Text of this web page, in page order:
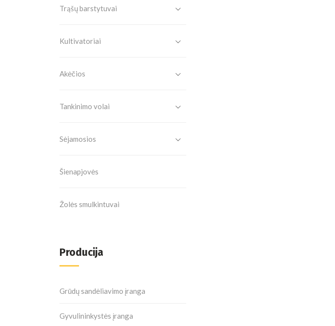
Trąšų barstytuvai
Kultivatoriai
Akėčios
Tankinimo volai
Sėjamosios
Šienapjovės
Žolės smulkintuvai
Producija
Grūdų sandėliavimo įranga
Gyvulininkystės įranga